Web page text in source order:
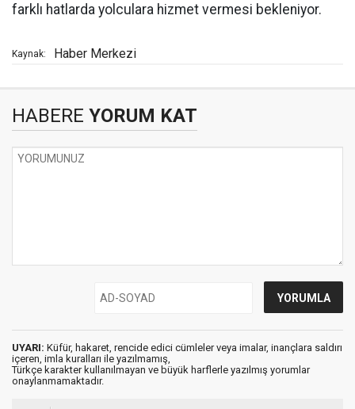
farklı hatlarda yolculara hizmet vermesi bekleniyor.
Kaynak: Haber Merkezi
HABERE YORUM KAT
UYARI: Küfür, hakaret, rencide edici cümleler veya imalar, inançlara saldırı
içeren, imla kuralları ile yazılmamış,
Türkçe karakter kullanılmayan ve büyük harflerle yazılmış yorumlar
onaylanmamaktadır.